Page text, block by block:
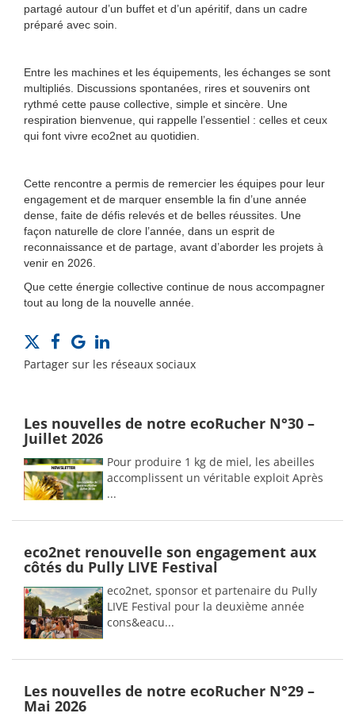
partagé autour d’un buffet et d’un apéritif, dans un cadre
préparé avec soin.
Entre les machines et les équipements, les échanges se sont
multipliés. Discussions spontanées, rires et souvenirs ont
rythmé cette pause collective, simple et sincère. Une
respiration bienvenue, qui rappelle l’essentiel : celles et ceux
qui font vivre eco2net au quotidien.
Cette rencontre a permis de remercier les équipes pour leur
engagement et de marquer ensemble la fin d’une année
dense, faite de défis relevés et de belles réussites. Une
façon naturelle de clore l’année, dans un esprit de
reconnaissance et de partage, avant d’aborder les projets à
venir en 2026.
Que cette énergie collective continue de nous accompagner
tout au long de la nouvelle année.
Partager sur les réseaux sociaux
Les nouvelles de notre ecoRucher N°30 –
Juillet 2026
Pour produire 1 kg de miel, les abeilles
accomplissent un véritable exploit Après
...
eco2net renouvelle son engagement aux
côtés du Pully LIVE Festival
eco2net, sponsor et partenaire du Pully
LIVE Festival pour la deuxième année
cons&eacu...
Les nouvelles de notre ecoRucher N°29 –
Mai 2026